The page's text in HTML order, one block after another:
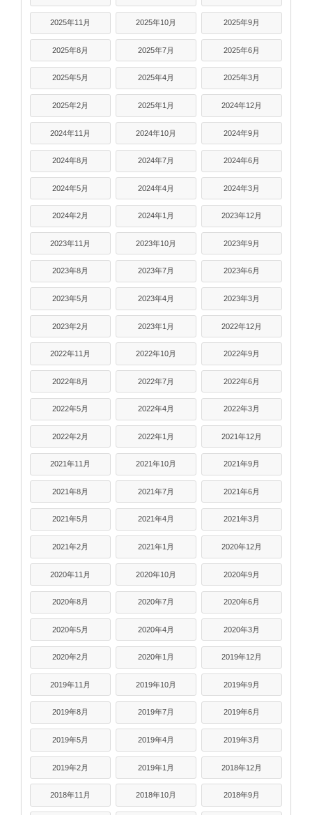
2025年11月 2025年10月 2025年9月
2025年8月 2025年7月 2025年6月
2025年5月 2025年4月 2025年3月
2025年2月 2025年1月 2024年12月
2024年11月 2024年10月 2024年9月
2024年8月 2024年7月 2024年6月
2024年5月 2024年4月 2024年3月
2024年2月 2024年1月 2023年12月
2023年11月 2023年10月 2023年9月
2023年8月 2023年7月 2023年6月
2023年5月 2023年4月 2023年3月
2023年2月 2023年1月 2022年12月
2022年11月 2022年10月 2022年9月
2022年8月 2022年7月 2022年6月
2022年5月 2022年4月 2022年3月
2022年2月 2022年1月 2021年12月
2021年11月 2021年10月 2021年9月
2021年8月 2021年7月 2021年6月
2021年5月 2021年4月 2021年3月
2021年2月 2021年1月 2020年12月
2020年11月 2020年10月 2020年9月
2020年8月 2020年7月 2020年6月
2020年5月 2020年4月 2020年3月
2020年2月 2020年1月 2019年12月
2019年11月 2019年10月 2019年9月
2019年8月 2019年7月 2019年6月
2019年5月 2019年4月 2019年3月
2019年2月 2019年1月 2018年12月
2018年11月 2018年10月 2018年9月